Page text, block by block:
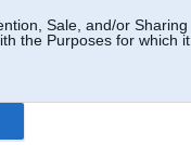
Sale, and/or Sharing
the Purposes for which it